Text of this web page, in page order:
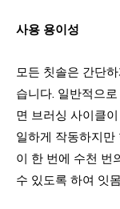
사용 용이성
모든 칫솔은 간단
습니다. 일반적으
면 브러싱 사이클
일하게 작동하지만
이 한 번에 수천 번
수 있도록 하여 잇